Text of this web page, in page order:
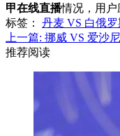
甲在线直播情况，用
标签 ： 丹麦 VS 白俄罗
上一篇: 挪威 VS 爱沙
推荐阅读